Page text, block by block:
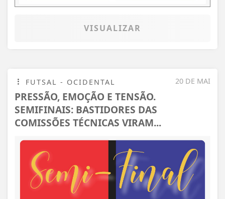
VISUALIZAR
20 DE MAI
FUTSAL - OCIDENTAL
PRESSÃO, EMOÇÃO E TENSÃO.
SEMIFINAIS: BASTIDORES DAS
COMISSÕES TÉCNICAS VIRAM...